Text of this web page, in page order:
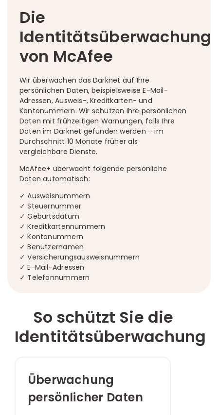
Die
Identitätsüberwachung
von McAfee
Wir überwachen das Darknet auf Ihre
persönlichen Daten, beispielsweise E-Mail-
Adressen, Ausweis-, Kreditkarten- und
Kontonummern. Wir schützen Ihre persönlichen
Daten mit frühzeitigen Warnungen, falls Ihre
Daten im Darknet gefunden werden – im
Durchschnitt 10 Monate früher als
vergleichbare Dienste.​
McAfee+ überwacht folgende persönliche
Daten automatisch:
✓ Ausweisnummern
✓ Steuernummer
✓ Geburtsdatum
✓ Kreditkartennummern
✓ Kontonummern
✓ Benutzernamen
✓ Versicherungsausweisnummern
✓ E-Mail-Adressen
✓ Telefonnummern
So schützt Sie die
Identitätsüberwachung
Überwachung
persönlicher Daten